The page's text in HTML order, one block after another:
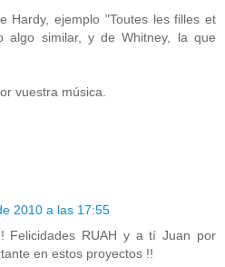
Hardy, ejemplo "Toutes les filles et
algo similar, y de Whitney, la que
vuestra música.
2010 a las 17:55
Felicidades RUAH y a tí Juan por
en estos proyectos !!